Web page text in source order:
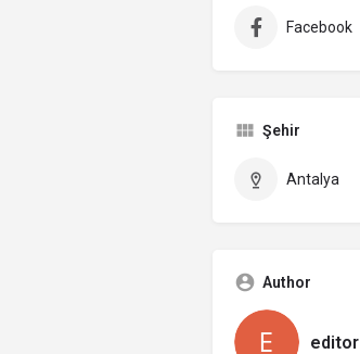
Facebook
Şehir
Antalya
Author
editor